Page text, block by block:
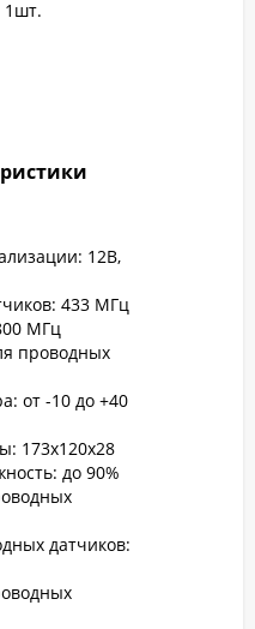
1шт.
12В,
433 МГц
MГц
проводных
от -10 до +40
173х120х28
до 90%
датчиков: